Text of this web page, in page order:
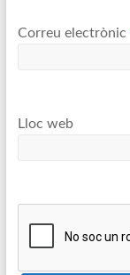
Correu electrònic
Lloc web